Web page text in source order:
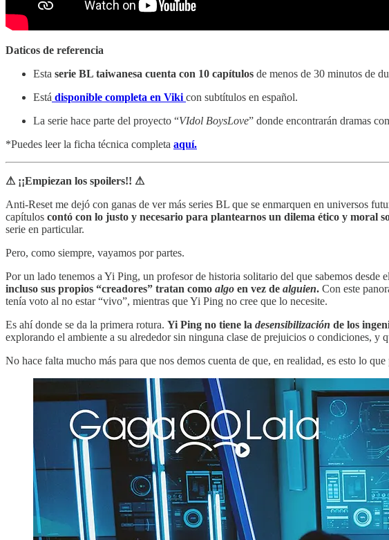
Daticos de referencia
Esta serie BL taiwanesa cuenta con 10 capítulos de menos de 30 minutos de
Está disponible completa en Viki con subtítulos en español.
La serie hace parte del proyecto “VIdol BoysLove” donde encontrarán dramas
*Puedes leer la ficha técnica completa aquí.
⚠ ¡¡Empiezan los spoilers!! ⚠
Anti-Reset me dejó con ganas de ver más series BL que se enmarquen en universos
capítulos contó con lo justo y necesario para plantearnos un dilema ético y moral
serie en particular.
Pero, como siempre, vayamos por partes.
Por un lado tenemos a Yi Ping, un profesor de historia solitario del que sabemos
incluso sus propios “creadores” tratan como algo en vez de alguien. Con este
tenía voto al no estar “vivo”, mientras que Yi Ping no cree que lo necesite.
Es ahí donde se da la primera rotura. Yi Ping no tiene la desensibilización de los
explorando el ambiente a su alrededor sin ninguna clase de prejuicios o condiciones, y
No hace falta mucho más para que nos demos cuenta de que, en realidad, es esto lo